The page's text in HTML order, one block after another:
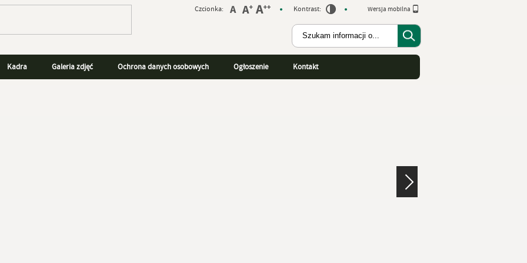
Czcionka: Kontrast: Wersja mobilna
Kadra Galeria zdjęć Ochrona danych osobowych Ogłoszenie Kontakt